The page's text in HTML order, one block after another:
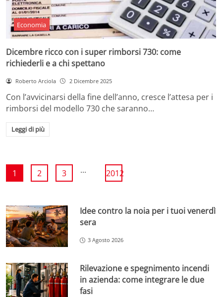
Economia
Dicembre ricco con i super rimborsi 730: come
richiederli e a chi spettano
Roberto Arciola 2 Dicembre 2025
Con l’avvicinarsi della fine dell’anno, cresce l’attesa per i
rimborsi del modello 730 che saranno…
Leggi di più
1 2 3 ... 2012
Idee contro la noia per i tuoi venerdì
sera
3 Agosto 2026
Rilevazione e spegnimento incendi
in azienda: come integrare le due
fasi